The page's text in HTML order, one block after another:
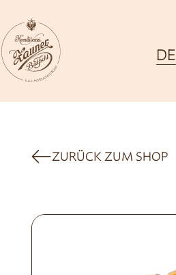
DE
ZURÜCK ZUM SHOP